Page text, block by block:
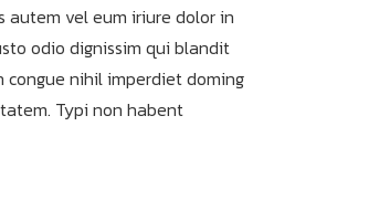
autem vel eum iriure dolor in
odio dignissim qui blandit
nihil imperdiet doming
Typi non habent